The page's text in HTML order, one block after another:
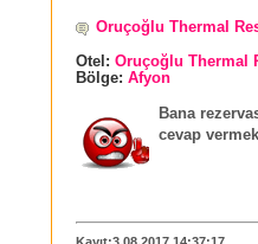
Oruçoğlu Thermal
Otel: Oruçoğlu Thermal
Bölge: Afyon
Bana
cevap